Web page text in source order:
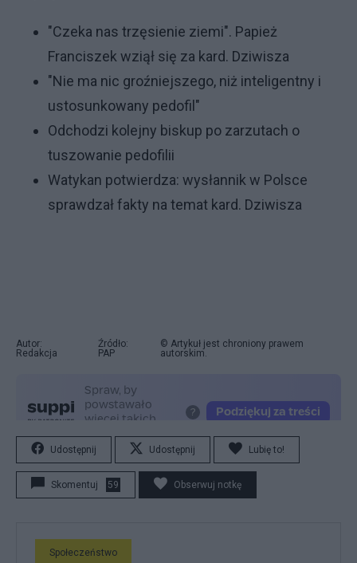
"Czeka nas trzęsienie ziemi". Papież
Franciszek wziął się za kard. Dziwisza
"Nie ma nic groźniejszego, niż inteligentny i
ustosunkowany pedofil"
Odchodzi kolejny biskup po zarzutach o
tuszowanie pedofilii
Watykan potwierdza: wysłannik w Polsce
sprawdzał fakty na temat kard. Dziwisza
Autor:
Redakcja
Źródło:
PAP
© Artykuł jest chroniony prawem
autorskim.
Udostępnij Udostępnij Lubię to!
Skomentuj 59 Obserwuj notkę
Społeczeństwo